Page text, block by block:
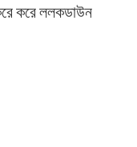
করে ললকডাউন